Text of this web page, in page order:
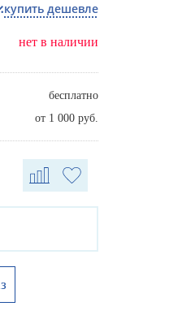
купить дешевле
нет в наличии
бесплатно
от 1 000 руб.